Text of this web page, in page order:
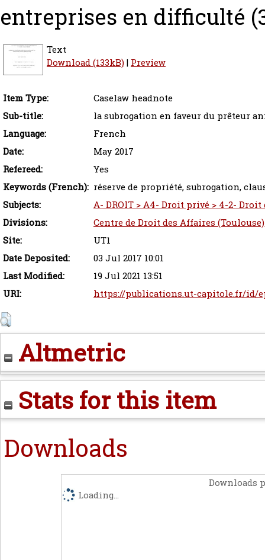
entreprises en difficulté
Text
Download (133kB)| Preview
Item Type:
Caselaw headnote
Sub-title:
la subrogation en faveur du prêteur
Language:
French
Date:
May 2017
Refereed:
Yes
Keywords (French): réserve de propriété, subrogation,
Subjects:
A- DROIT > A4- Droit privé > 4-2-
Divisions:
Centre de Droit des Affaires (Toulouse)
Site:
UT1
Date Deposited:
03 Jul 2017 10:01
Last Modified:
19 Jul 2021 13:51
URI:
https://publications.ut-capitole.fr/id/
Altmetric
Stats for this item
Downloads
Downloads
Loading...